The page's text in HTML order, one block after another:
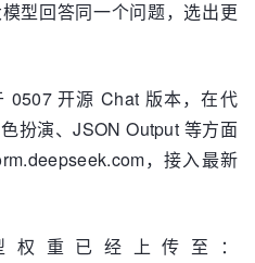
型回答同一个问题，选出更
0507 开源 Chat 版本，在代
扮演、JSON Output 等方面
，接入最新
型权重已经上传至：